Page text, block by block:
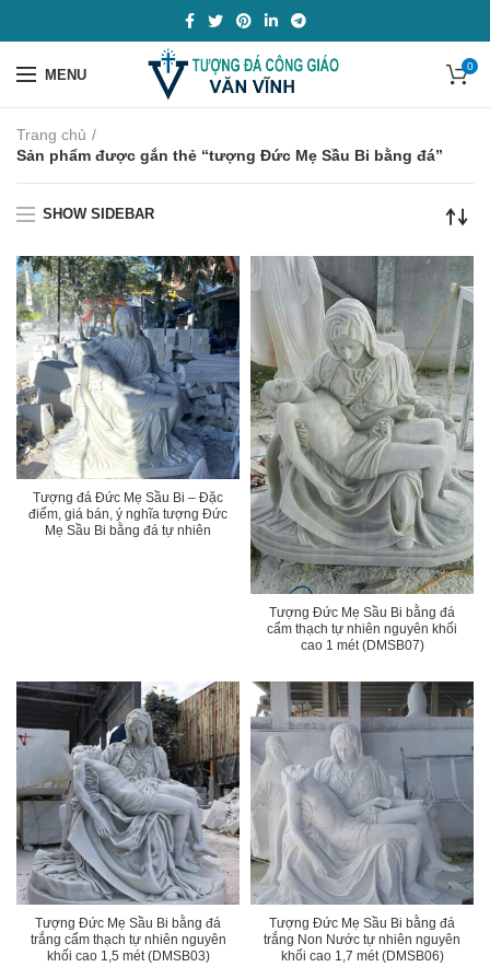
MENU 0
Trang chủ
Sản phẩm được gắn thẻ “tượng Đức Mẹ Sầu Bi bằng đá”
SHOW SIDEBAR
Tượng đá Đức Mẹ Sầu Bi – Đặc
điểm, giá bán, ý nghĩa tượng Đức
Mẹ Sầu Bi bằng đá tự nhiên
Tượng Đức Mẹ Sầu Bi bằng đá
cẩm thạch tự nhiên nguyên khối
cao 1 mét (DMSB07)
Tượng Đức Mẹ Sầu Bi bằng đá
trắng cẩm thạch tự nhiên nguyên
khối cao 1,5 mét (DMSB03)
Tượng Đức Mẹ Sầu Bi bằng đá
trắng Non Nước tự nhiên nguyên
khối cao 1,7 mét (DMSB06)